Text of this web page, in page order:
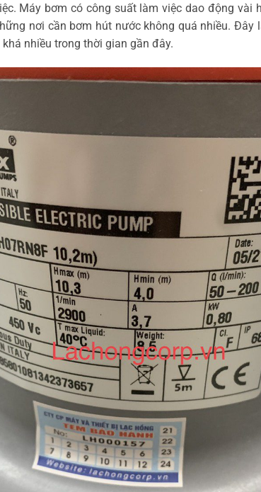
Máy bơm có công suất làm việc dao động vài
nơi cần bơm hút nước không quá nhiều. Đây
nhiều trong thời gian gần đây.